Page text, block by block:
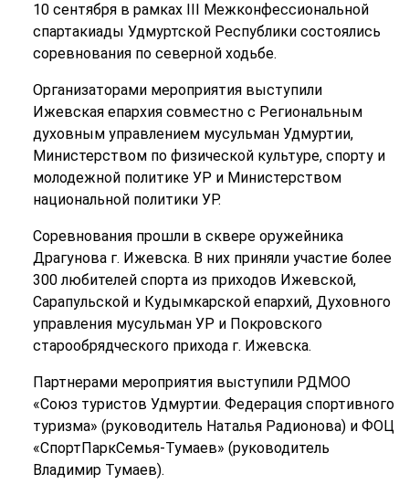
10 сентября в рамках III Межконфессиональной
спартакиады Удмуртской Республики состоялись
соревнования по северной ходьбе.
Организаторами мероприятия выступили
Ижевская епархия совместно с Региональным
духовным управлением мусульман Удмуртии,
Министерством по физической культуре, спорту и
молодежной политике УР и Министерством
национальной политики УР.
Соревнования прошли в сквере оружейника
Драгунова г. Ижевска. В них приняли участие более
300 любителей спорта из приходов Ижевской,
Сарапульской и Кудымкарской епархий, Духовного
управления мусульман УР и Покровского
старообрядческого прихода г. Ижевска.
Партнерами мероприятия выступили РДМОО
«Союз туристов Удмуртии. Федерация спортивного
туризма» (руководитель Наталья Радионова) и ФОЦ
«СпортПаркСемья-Тумаев» (руководитель
Владимир Тумаев).